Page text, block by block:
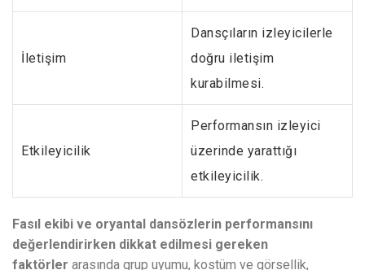
İletişim
Dansçıların izleyicilerle
doğru iletişim
kurabilmesi.
Etkileyicilik
Performansın izleyici
üzerinde yarattığı
etkileyicilik.
Fasıl ekibi ve oryantal dansözlerin performansını
değerlendirirken dikkat edilmesi gereken
faktörler arasında grup uyumu, kostüm ve görsellik,